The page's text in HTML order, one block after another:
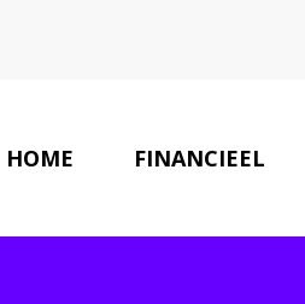
HOME FINANCIEEL